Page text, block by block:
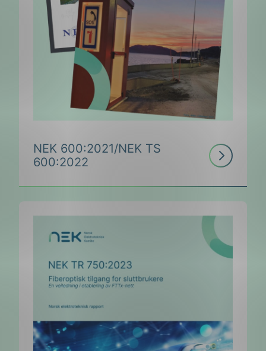
NEK 600:2021/NEK TS
600:2022
Les
mer